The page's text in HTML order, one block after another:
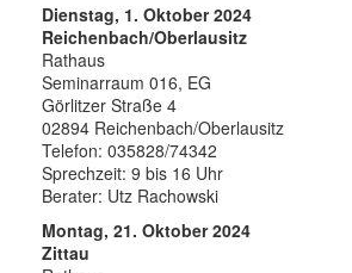
Dienstag, 1. Oktober 2024
Reichenbach/Oberlausitz
Rathaus
Seminarraum 016, EG
Görlitzer Straße 4
02894 Reichenbach/Oberlausitz
Telefon: 035828/74342
Sprechzeit: 9 bis 16 Uhr
Berater: Utz Rachowski
Montag, 21. Oktober 2024
Zittau